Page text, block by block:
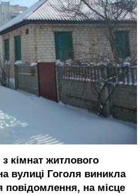
кімнат житлового
вулиці Гоголя виникла
повідомлення, на місце